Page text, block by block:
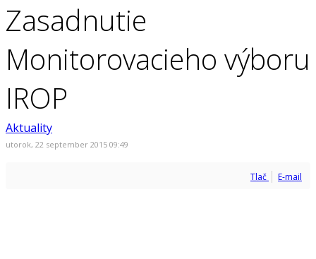
Zasadnutie
Monitorovacieho výboru
IROP
Aktuality
utorok, 22 september 2015 09:49
Tlač E-mail